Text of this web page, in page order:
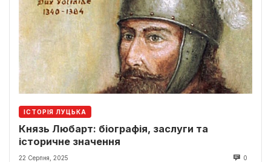
ІСТОРІЯ ЛУЦЬКА
Князь Любарт: біографія, заслуги та
історичне значення
22 Серпня, 2025 0